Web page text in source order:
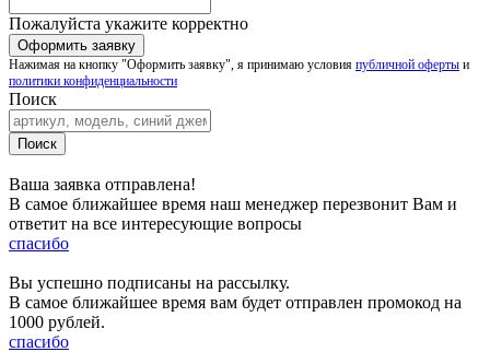
Пожалуйста укажите корректно
Нажимая на кнопку "Оформить заявку", я принимаю условия публичной оферты и
политики конфиденциальности
Поиск
Ваша заявка отправлена!
В самое ближайшее время наш менеджер перезвонит Вам и
ответит на все интересующие вопросы
спасибо
Вы успешно подписаны на рассылку.
В самое ближайшее время вам будет отправлен промокод на
1000 рублей.
спасибо